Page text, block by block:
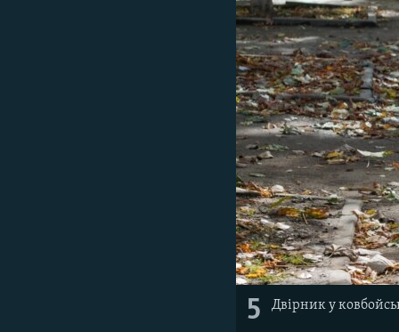
5 Двірник у